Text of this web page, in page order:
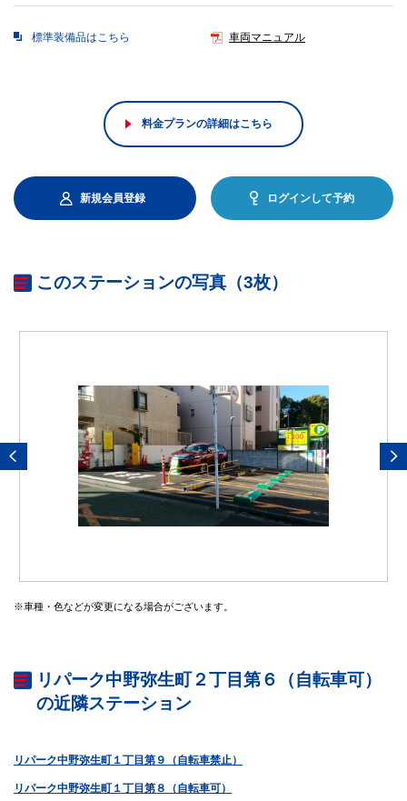
標準装備品はこちら 車両マニュアル
料金プランの詳細はこちら
新規会員登録 ログインして予約
このステーションの写真（3枚）
※車種・色などが変更になる場合がございます。
リパーク中野弥生町２丁目第６（自転車可）
の近隣ステーション
リパーク中野弥生町１丁目第９（自転車禁止）
リパーク中野弥生町１丁目第８（自転車可）